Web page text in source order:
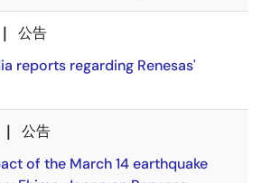
公告
reports regarding Renesas'
公告
of the March 14 earthquake